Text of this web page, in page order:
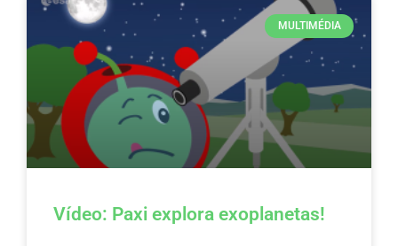
MULTIMÉDIA
Vídeo: Paxi explora exoplanetas!